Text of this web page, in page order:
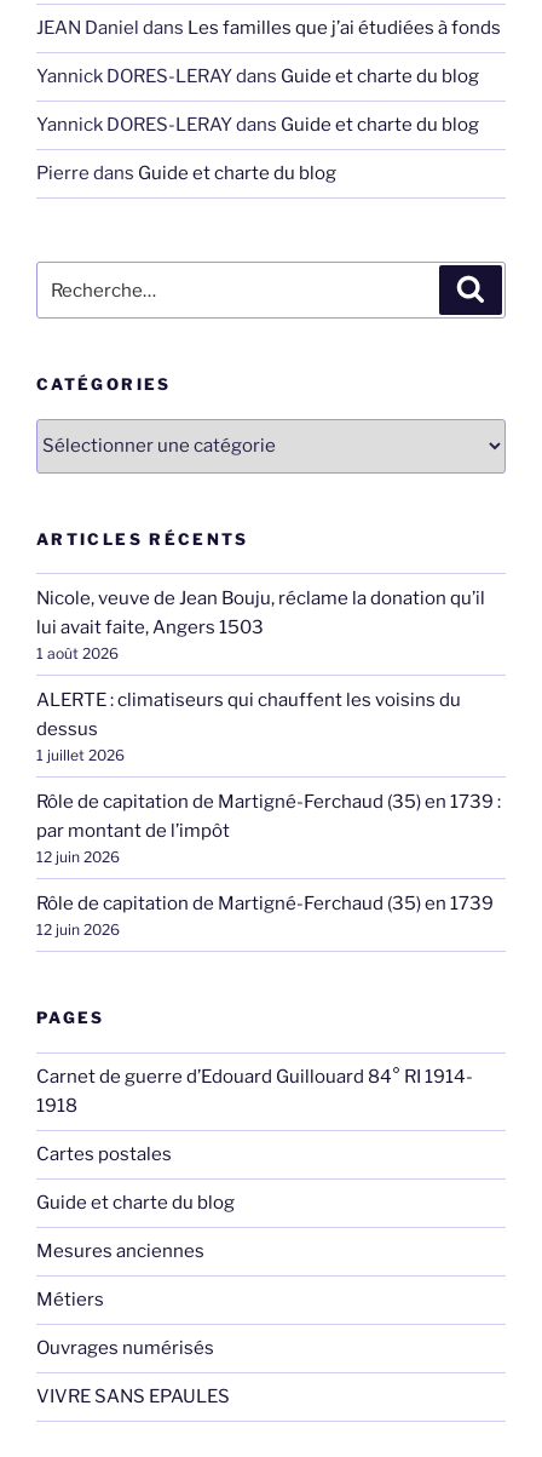
JEAN Daniel dans Les familles que j’ai étudiées à fonds
Yannick DORES-LERAYdans Guide et charte du blog
Yannick DORES-LERAYdans Guide et charte du blog
Pierre dans Guide et charte du blog
pour
CATÉGORIES
Catégories
ARTICLES RÉCENTS
Nicole, veuve de Jean Bouju, réclame la donation qu’il
lui avait faite, Angers 1503
1 août 2026
ALERTE : climatiseurs qui chauffent les voisins du
dessus
1 juillet 2026
Rôle de capitation de Martigné-Ferchaud (35) en 1739 :
par montant de l’impôt
12 juin 2026
Rôle de capitation de Martigné-Ferchaud (35) en 1739
12 juin 2026
PAGES
Carnet de guerre d’Edouard Guillouard 84° RI 1914-
1918
Cartes postales
Guide et charte du blog
Mesures anciennes
Métiers
Ouvrages numérisés
VIVRE SANS EPAULES